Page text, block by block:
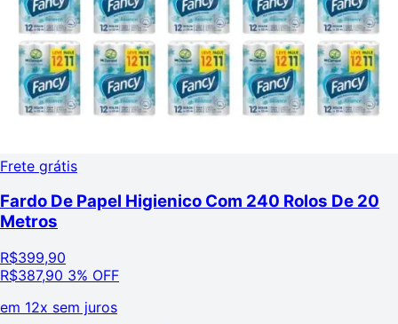
Frete grátis
Fardo De Papel Higienico Com 240 Rolos De 20
Metros
R$399,90
R$387,90 3% OFF
em 12x sem juros